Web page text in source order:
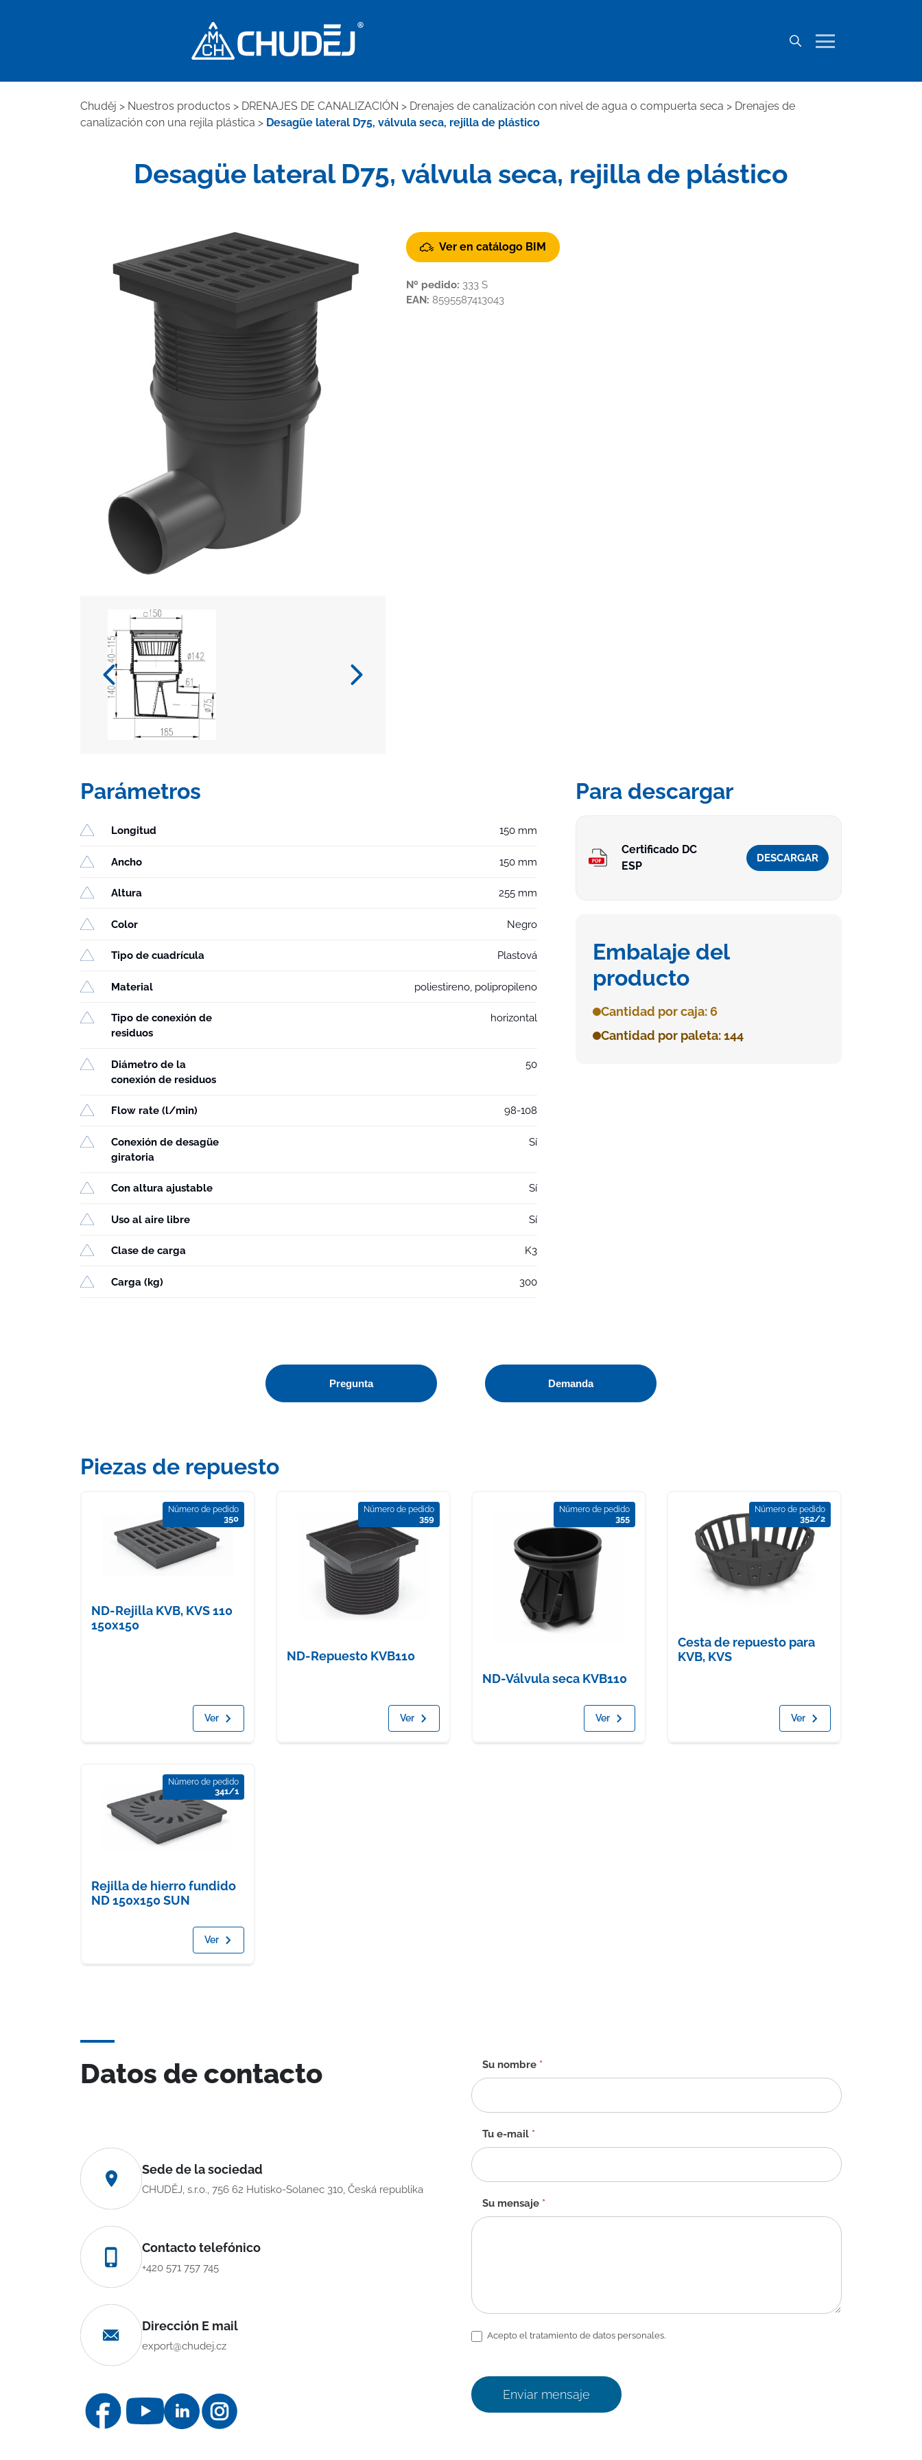
Chuděj > Nuestros productos > DRENAJES DE CANALIZACIÓN > Drenajes de canalización con nivel de agua o compuerta seca > Drenajes de
canalización con una rejila plástica > Desagüe lateral D75, válvula seca, rejilla de plástico
Desagüe lateral D75, válvula seca, rejilla de plástico
Ver en catálogo BIM
Nº pedido: 333 S
EAN: 8595587413043
Parámetros
Longitud 150 mm
Ancho 150 mm
Altura 255 mm
Color Negro
Tipo de cuadrícula Plastová
Material poliestireno, polipropileno
Tipo de conexión de
residuos
horizontal
Diámetro de la
conexión de residuos
50
Flow rate (l/min) 98-108
Conexión de desagüe
giratoria
Sí
Con altura ajustable Sí
Uso al aire libre Sí
Clase de carga K3
Carga (kg) 300
Para descargar
Certificado DC
ESP
DESCARGAR
Embalaje del
producto
Cantidad por caja: 6
Cantidad por paleta: 144
Pregunta Demanda
Piezas de repuesto
Número de pedido
350
ND-Rejilla KVB, KVS 110
150x150
Ver
Número de pedido
359
ND-Repuesto KVB110
Ver
Número de pedido
355
ND-Válvula seca KVB110
Ver
Número de pedido
352/2
Cesta de repuesto para
KVB, KVS
Ver
Número de pedido
341/1
Rejilla de hierro fundido
ND 150x150 SUN
Ver
Datos de contacto
Sede de la sociedad
CHUDĚJ, s.r.o., 756 62 Hutisko-Solanec 310, Česká republika
Contacto telefónico
+420 571 757 745
Dirección E mail
export@chudej.cz
Formulario
de
contacto
-
Su nombre *
Tu e-mail *
Su mensaje *
Acepto el tratamiento de datos personales.
Enviar mensaje